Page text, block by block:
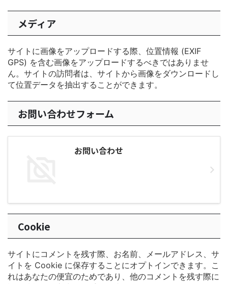
メディア
サイトに画像をアップロードする際、位置情報 (EXIF
GPS) を含む画像をアップロードするべきではありませ
ん。サイトの訪問者は、サイトから画像をダウンロードし
て位置データを抽出することができます。
お問い合わせフォーム
お問い合わせ
Cookie
サイトにコメントを残す際、お名前、メールアドレス、サ
イトを Cookie に保存することにオプトインできます。こ
れはあなたの便宜のためであり、他のコメントを残す際に